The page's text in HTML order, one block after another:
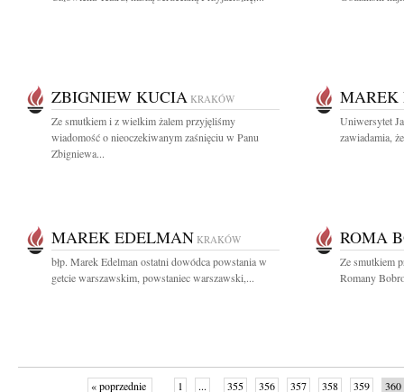
ZBIGNIEW KUCIA KRAKÓW
Ze smutkiem i z wielkim żalem przyjęliśmy
wiadomość o nieoczekiwanym zaśnięciu w Panu
Zbigniewa...
MAREK
Uniwersytet
zawiadamia,
MAREK EDELMAN KRAKÓW
błp. Marek Edelman ostatni dowódca powstania w
getcie warszawskim, powstaniec warszawski,...
ROMA
Ze smutkiem
Romany
« poprzednie 1 ... 355 356 357 358 359 360